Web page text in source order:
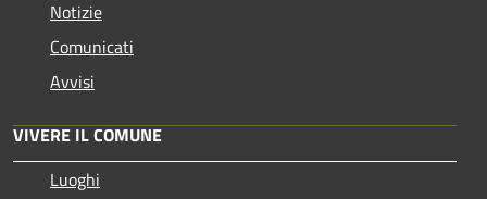
Notizie
Comunicati
Avvisi
VIVERE IL COMUNE
Luoghi